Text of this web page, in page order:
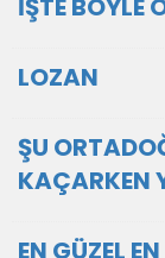
İŞTE BÖYLE
LOZAN
ŞU
KAÇARKEN
EN GÜZEL